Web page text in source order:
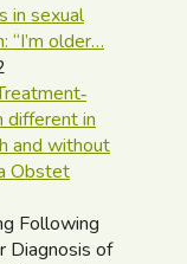
in sexual
“I’m older…
different in
and without
Obstet
Following
Diagnosis of